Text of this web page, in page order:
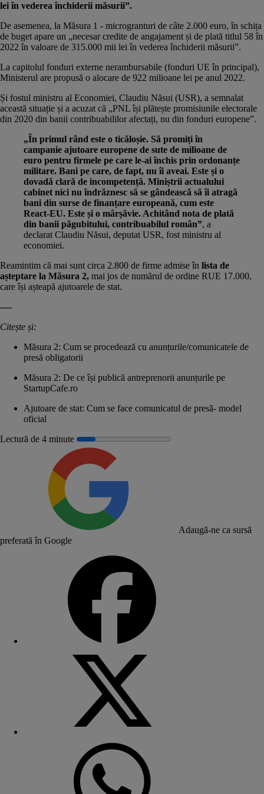
lei în vederea închiderii măsurii”.
De asemenea, la Măsura 1 - microgranturi de câte 2.000 euro, în schița
de buget apare un „necesar credite de angajament și de plată titlul 58 în
2022 în valoare de 315.000 mii lei în vederea închiderii măsurii”.
La capitolul fonduri externe nerambursabile (fonduri UE în principal),
Ministerul are propusă o alocare de 922 milioane lei pe anul 2022.
Și fostul ministru al Economiei, Claudiu Năsui (USR), a semnalat
această situație și a acuzat că „PNL își plătește promisiunile electorale
din 2020 din banii contribuabililor afectați, nu din fonduri europene”.
„În primul rând este o ticăloșie. Să promiți în
campanie ajutoare europene de sute de milioane de
euro pentru firmele pe care le-ai închis prin ordonanțe
militare. Bani pe care, de fapt, nu îi aveai. Este și o
dovadă clară de incompetență. Miniștrii actualului
cabinet nici nu îndrăznesc să se gândească să îi atragă
bani din surse de finanțare europeană, cum este
React-EU. Este și o mârșăvie. Achitând nota de plată
din banii păgubitului, contribuabilul român”, a
declarat Claudiu Năsui, deputat USR, fost ministru al
economiei.
Reamintim că mai sunt circa 2.800 de firme admise în lista de
așteptare la Măsura 2, mai jos de numărul de ordine RUE 17.000,
care își așteapă ajutoarele de stat.
----
Citește și:
Măsura 2: Cum se procedează cu anunțurile/comunicatele de
presă obligatorii
Măsura 2: De ce își publică antreprenorii anunțurile pe
StartupCafe.ro
Ajutoare de stat: Cum se face comunicatul de presă- model
oficial
Lectură de 4 minute
Adaugă-ne ca sursă
preferată în Google